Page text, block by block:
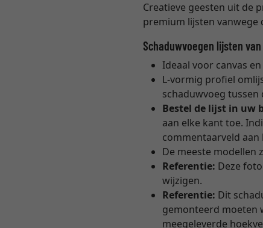
Creatieve geesten uit de
premium lijsten
Schaduwvoegen lijsten
Ideaal voor canvas
L-vormig profiel
schaduwvoeg
Bestel de lijst in uw
aan elke kant toe.
commentaarveld
De meeste modellen
Referentie: Deze
wijzigen.
Referentie: Dit
gemonteerd moeten
meegeleverde